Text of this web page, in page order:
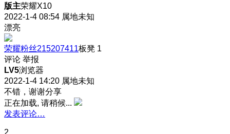
版主荣耀X10
2022-1-4 08:54 属地未知
漂亮
荣耀粉丝215207411板凳 1
评论 举报
LV5浏览器
2022-1-4 14:20 属地未知
不错，谢谢分享
正在加载, 请稍候...
发表评论…
2